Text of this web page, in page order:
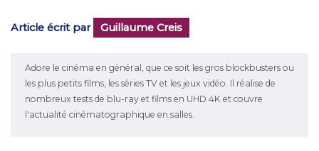
Article écrit par Guillaume Creis
Adore le cinéma en général, que ce soit les gros blockbusters ou
les plus petits films, les séries TV et les jeux vidéo. Il réalise de
nombreux tests de blu-ray et films en UHD 4K et couvre
l'actualité cinématographique en salles.